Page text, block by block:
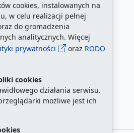
cookies, instalowanych na
w celu realizacji pełnej
do gromadzenia
analitycznych. Więcej
prywatności oraz RODO
cookies
działania serwisu.
możliwe jest ich